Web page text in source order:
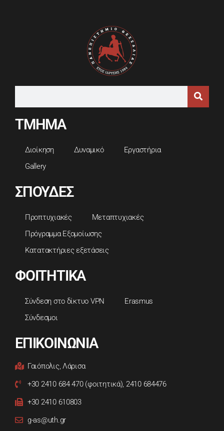
ΤΜΗΜΑ
Διοίκηση Δυναμικό
Εργαστήρια
Gallery
ΣΠΟΥΔΕΣ
Προπτυχιακές
Μεταπτυχιακές
Πρόγραμμα Εξομοίωσης
Κατατακτήριες εξετάσεις
ΦΟΙΤΗΤΙΚΑ
Σύνδεση στο δίκτυο VPN
Erasmus
Σύνδεσμοι
ΕΠΙΚΟΙΝΩΝΙΑ
Γαιόπολις, Λάρισα
+30 2410 684 470 (φοιτητικά), 2410 684476
+30 2410 610803
g-as@uth.gr